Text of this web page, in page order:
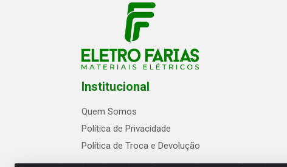
Institucional
Quem Somos
Política de Privacidade
Política de Troca e Devolução